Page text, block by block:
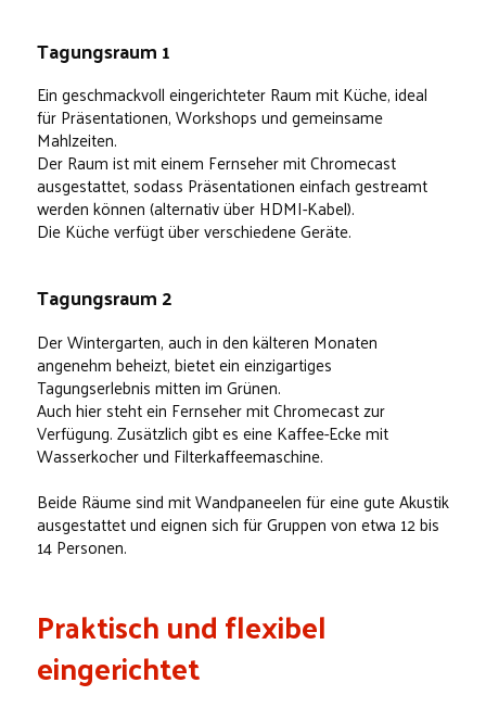
Tagungsraum 1
Ein geschmackvoll eingerichteter Raum mit Küche, ideal
für Präsentationen, Workshops und gemeinsame
Mahlzeiten.
Der Raum ist mit einem Fernseher mit Chromecast
ausgestattet, sodass Präsentationen einfach gestreamt
werden können (alternativ über HDMI-Kabel).
Die Küche verfügt über verschiedene Geräte.
Tagungsraum 2
Der Wintergarten, auch in den kälteren Monaten
angenehm beheizt, bietet ein einzigartiges
Tagungserlebnis mitten im Grünen.
Auch hier steht ein Fernseher mit Chromecast zur
Verfügung. Zusätzlich gibt es eine Kaffee-Ecke mit
Wasserkocher und Filterkaffeemaschine.
Beide Räume sind mit Wandpaneelen für eine gute Akustik
ausgestattet und eignen sich für Gruppen von etwa 12 bis
14 Personen.
Praktisch und flexibel
eingerichtet